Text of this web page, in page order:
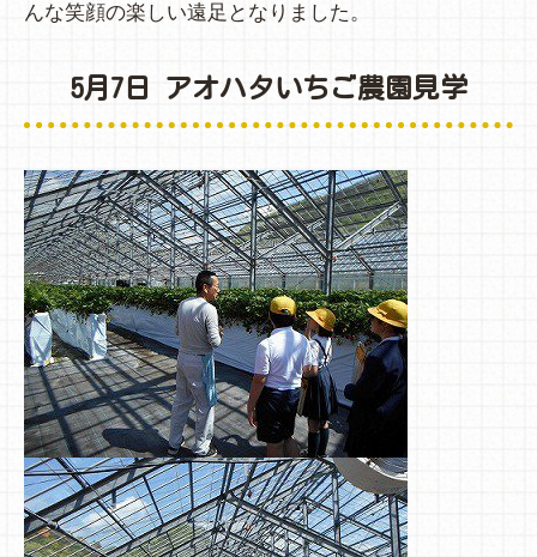
んな笑顔の楽しい遠足となりました。
5月7日 アオハタいちご農園見学